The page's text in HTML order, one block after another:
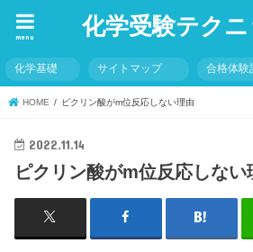
化学受験テク
menu
化学基礎 サイトマップ 合格体験
HOME ピクリン酸がm位反応しない理由
2022.11.14
ピクリン酸がm位反応しない